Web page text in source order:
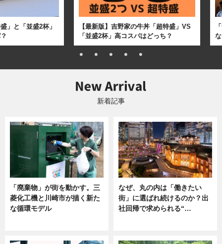
」と「並盛2杯」
【最新版】吉野家の牛丼「超特盛」VS
「並盛2杯」高コスパはどっち？
新着記事
「廃棄物」が街を動かす。三
菱化工機と川崎市が描く新た
な循環モデル
なぜ、丸の内は「働きたい
街」に選ばれ続けるのか？出
社回帰で求められる“…